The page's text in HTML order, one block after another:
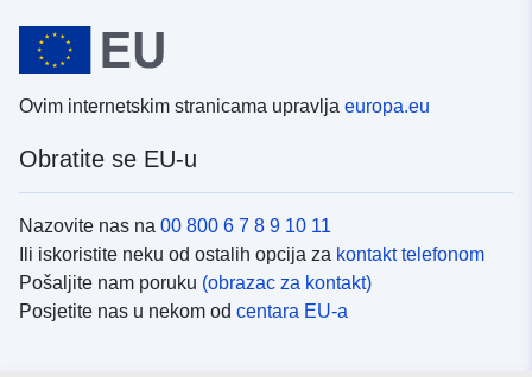
Ovim internetskim stranicama upravlja europa.eu
Obratite se EU-u
Nazovite nas na 00 800 6 7 8 9 10 11
Ili iskoristite neku od ostalih opcija za kontakt telefonom
Pošaljite nam poruku (obrazac za kontakt)
Posjetite nas u nekom od centara EU-a